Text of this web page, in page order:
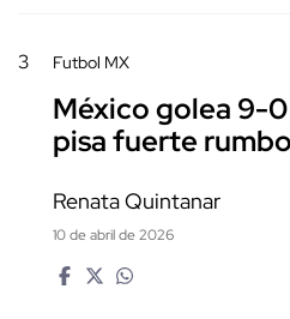
3 Futbol MX
México golea 9-0
pisa fuerte
Renata Quintanar
10 de abril de 2026